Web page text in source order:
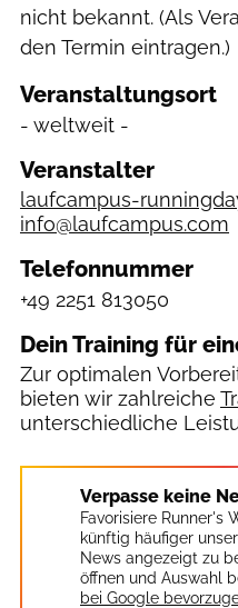
nicht bekannt. (Als
den Termin eintragen.)
Veranstaltungsort
- weltweit -
Veranstalter
laufcampus-
info@laufcampus.com
Telefonnummer
+49 2251 813050
Dein Training für
Zur optimalen
bieten wir zahlreiche
unterschiedliche
Verpasse keine
Favorisiere Runner's
künftig häufiger
News angezeigt zu
öffnen und Auswahl
bei Google